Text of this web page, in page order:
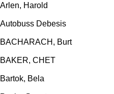
Arlen, Harold
Autobuss Debesis
BACHARACH, Burt
BAKER, CHET
Bartok, Bela